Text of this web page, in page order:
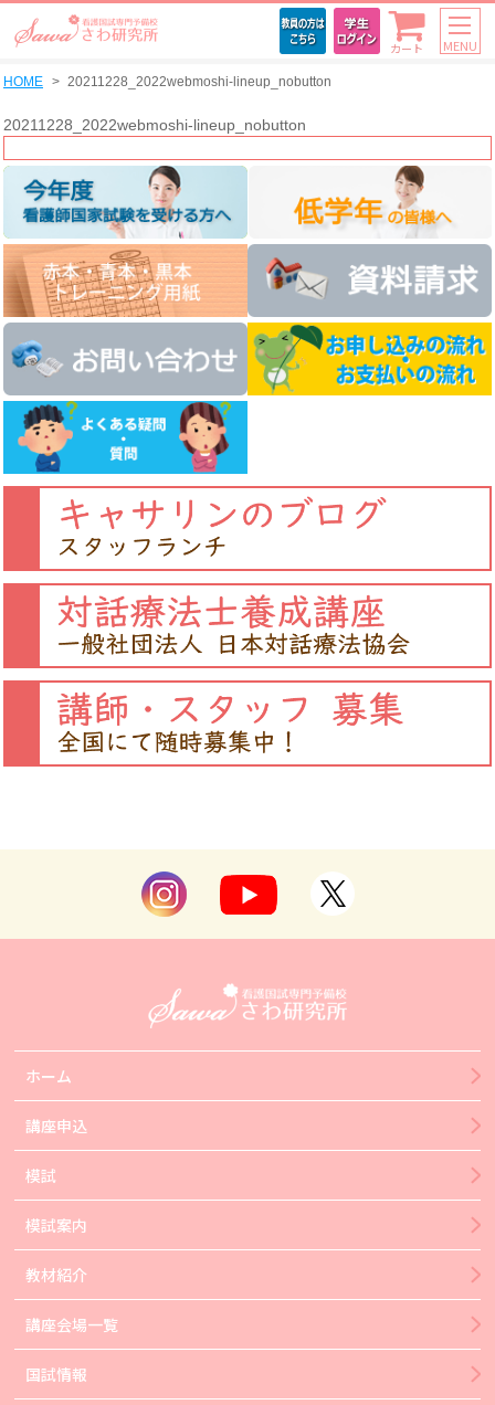
カート MENU
HOME 20211228_2022webmoshi-lineup_nobutton
20211228_2022webmoshi-lineup_nobutton
ホーム
講座申込
模試
模試案内
教材紹介
講座会場一覧
国試情報